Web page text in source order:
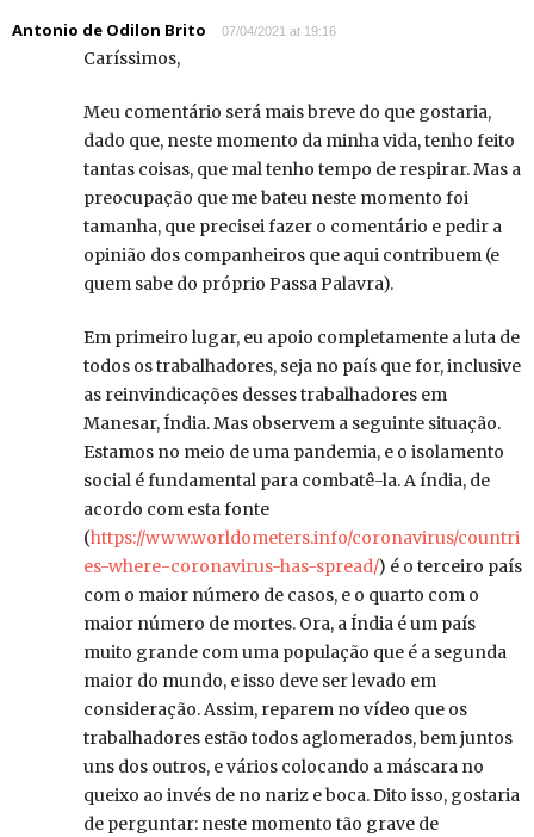
Antonio de Odilon Brito 07/04/2021 at 19:16
Caríssimos,
Meu comentário será mais breve do que gostaria,
dado que, neste momento da minha vida, tenho feito
tantas coisas, que mal tenho tempo de respirar. Mas a
preocupação que me bateu neste momento foi
tamanha, que precisei fazer o comentário e pedir a
opinião dos companheiros que aqui contribuem (e
quem sabe do próprio Passa Palavra).
Em primeiro lugar, eu apoio completamente a luta de
todos os trabalhadores, seja no país que for, inclusive
as reinvindicações desses trabalhadores em
Manesar, Índia. Mas observem a seguinte situação.
Estamos no meio de uma pandemia, e o isolamento
social é fundamental para combatê-la. A índia, de
acordo com esta fonte
(https://www.worldometers.info/coronavirus/countri
es-where-coronavirus-has-spread/) é o terceiro país
com o maior número de casos, e o quarto com o
maior número de mortes. Ora, a Índia é um país
muito grande com uma população que é a segunda
maior do mundo, e isso deve ser levado em
consideração. Assim, reparem no vídeo que os
trabalhadores estão todos aglomerados, bem juntos
uns dos outros, e vários colocando a máscara no
queixo ao invés de no nariz e boca. Dito isso, gostaria
de perguntar: neste momento tão grave de